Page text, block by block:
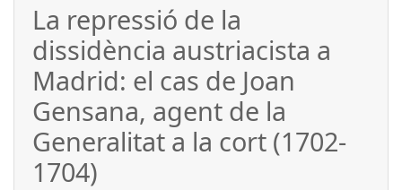
La repressió de la
dissidència austriacista a
Madrid: el cas de Joan
Gensana, agent de la
Generalitat a la cort (1702-
1704)